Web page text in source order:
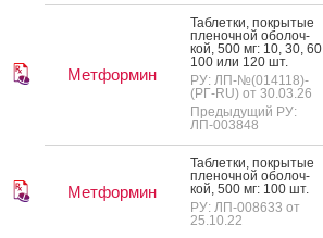
Метформин
Таб­летки, пок­ры­тые
пле­ноч­ной обо­лоч­
кой, 500 мг: 10, 30, 60,
100 или 120 шт.
РУ: ЛП-№(014118)-
(РГ-RU) от 30.03.26
Предыдущий РУ:
ЛП-003848
Метформин
Таб­летки, пок­ры­тые
пле­ноч­ной обо­лоч­
кой, 500 мг: 100 шт.
РУ: ЛП-008633 от
25.10.22